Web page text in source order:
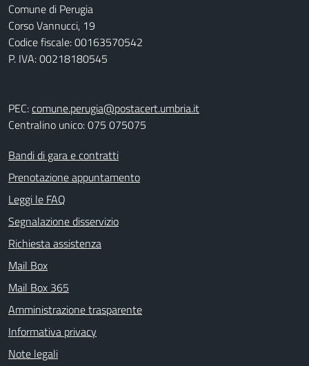
Comune di Perugia
Corso Vannucci, 19
Codice fiscale: 00163570542
P. IVA: 00218180545
PEC:comune.perugia@postacert.umbria.it
Centralino unico: 075 075075
Bandi di gara e contratti
Prenotazione appuntamento
Leggi le FAQ
Segnalazione disservizio
Richiesta assistenza
Mail Box
Mail Box 365
Amministrazione trasparente
Informativa privacy
Note legali